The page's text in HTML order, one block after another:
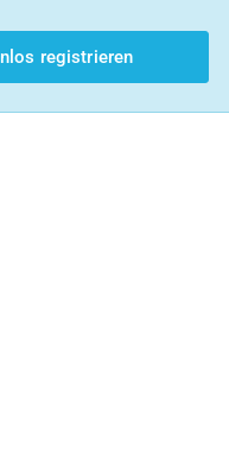
registrieren